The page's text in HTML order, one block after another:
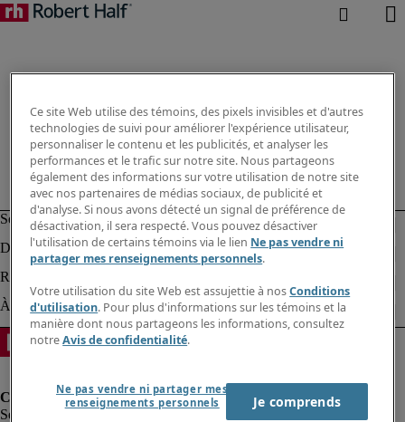
Ce site Web utilise des témoins, des pixels invisibles et d'autres
technologies de suivi pour améliorer l'expérience utilisateur,
personnaliser le contenu et les publicités, et analyser les
performances et le trafic sur notre site. Nous partageons
également des informations sur votre utilisation de notre site
avec nos partenaires de médias sociaux, de publicité et
d'analyse. Si nous avons détecté un signal de préférence de
désactivation, il sera respecté. Vous pouvez désactiver
l'utilisation de certains témoins via le lien Ne pas vendre ni
partager mes renseignements personnels.
Votre utilisation du site Web est assujettie à nosConditions
d'utilisation. Pour plus d'informations sur les témoins et la
manière dont nous partageons les informations, consultez
notreAvis de confidentialité.
Ne pas vendre ni partager mes
renseignements personnels
Je comprends